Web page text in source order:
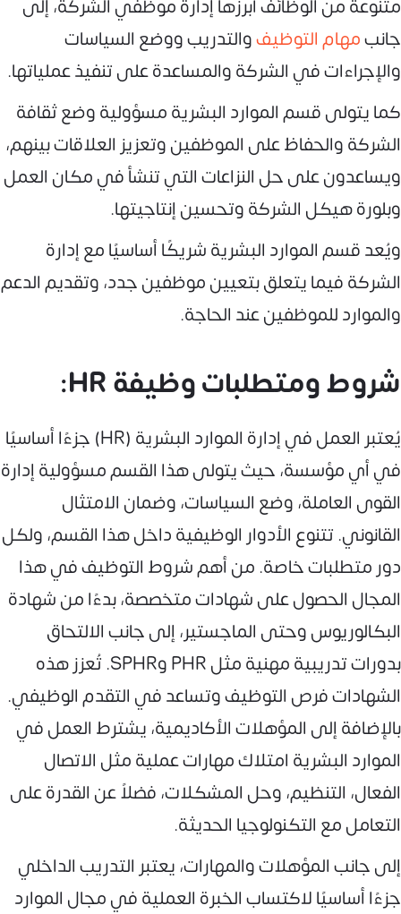
متنوعة من الوظائف أبرزها إدارة موظفي الشركة، إلى
جانبمهام التوظيفوالتدريب ووضع السياسات
والإجراءات في الشركة والمساعدة على تنفيذ عملياتها.
كما يتولى قسم الموارد البشرية مسؤولية وضع ثقافة
الشركة والحفاظ على الموظفين وتعزيز العلاقات بينهم،
ويساعدون على حل النزاعات التي تنشأ في مكان العمل
وبلورة هيكل الشركة وتحسين إنتاجيتها.
ويُعد قسم الموارد البشرية شريكًا أساسيًا مع إدارة
الشركة فيما يتعلق بتعيين موظفين جدد، وتقديم الدعم
والموارد للموظفين عند الحاجة.
شروط ومتطلبات وظيفة HR:
يُعتبر العمل في إدارة الموارد البشرية (HR) جزءًا أساسيًا
في أي مؤسسة، حيث يتولى هذا القسم مسؤولية إدارة
القوى العاملة، وضع السياسات، وضمان الامتثال
القانوني. تتنوع الأدوار الوظيفية داخل هذا القسم، ولكل
دور متطلبات خاصة. من أهم شروط التوظيف في هذا
المجال الحصول على شهادات متخصصة، بدءًا من شهادة
البكالوريوس وحتى الماجستير، إلى جانب الالتحاق
بدورات تدريبية مهنية مثل PHR وSPHR. تُعزز هذه
الشهادات فرص التوظيف وتساعد في التقدم الوظيفي.
بالإضافة إلى المؤهلات الأكاديمية، يشترط العمل في
الموارد البشرية امتلاك مهارات عملية مثل الاتصال
الفعال، التنظيم، وحل المشكلات، فضلاً عن القدرة على
التعامل مع التكنولوجيا الحديثة.
إلى جانب المؤهلات والمهارات، يعتبر التدريب الداخلي
جزءًا أساسيًا لاكتساب الخبرة العملية في مجال الموارد